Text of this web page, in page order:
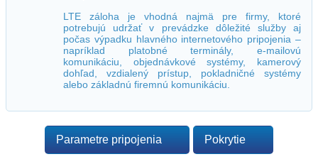
LTE záloha je vhodná najmä pre firmy, ktoré
potrebujú udržať v prevádzke dôležité služby aj
počas výpadku hlavného internetového pripojenia –
napríklad platobné terminály, e-mailovú
komunikáciu, objednávkové systémy, kamerový
dohľad, vzdialený prístup, pokladničné systémy
alebo základnú firemnú komunikáciu.
Parametre pripojenia Pokrytie